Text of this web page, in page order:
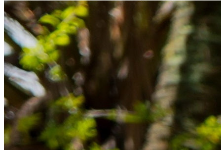
Rücklagen und Budgetplanung achten solltest, damit dein Neustart
im Ausland reibungslos gelingt.